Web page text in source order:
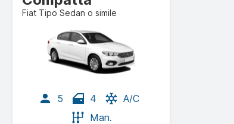
Fiat Tipo Sedan o simile
5 4
A/C
Man.